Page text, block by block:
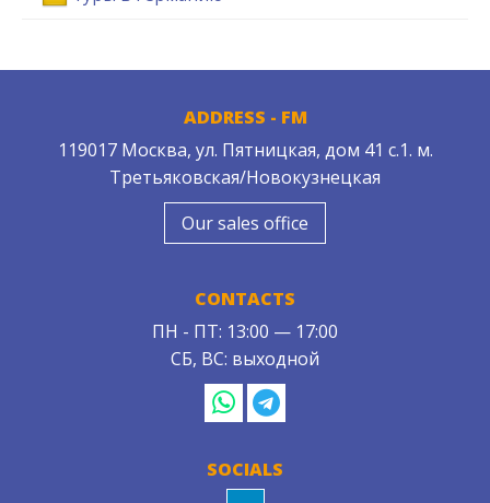
ADDRESS - FM
119017 Москва, ул. Пятницкая, дом 41 с.1. м.
Третьяковская/Новокузнецкая
Our sales office
CONTACTS
ПН - ПТ: 13:00 — 17:00
СБ, ВС: выходной
SOCIALS